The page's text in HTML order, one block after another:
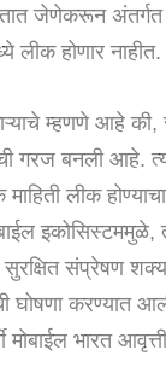
जेणेकरून अंतर्गत
लीक होणार नाहीत.
म्हणणे आहे की,
गरज बनली आहे.
माहिती लीक
इकोसिस्टममुळे,
संप्रेषण
घोषणा करण्यात
मोबाईल भारत